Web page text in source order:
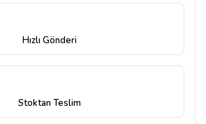
Hızlı Gönderi
Stoktan Teslim